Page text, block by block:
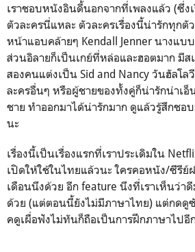
เราชอบหนังอินดี้นอกจากที่เพลงแล้ว (ซึ่ง
ตัวละครนี่แหละ ตัวละครเรื่องนี้น่ารักทุกตั
หน้าแอบคล้ายๆ Kendall Jenner นางแบ
ส่วนอิลายก็เป็นเกย์ที่หล่อและฮอตมาก มี
สองคนแต่งเป็น Sid and Nancy วันฮัลโ
ละครอื่นๆ หรือผู้ชายของทั้งคู่ก็น่ารักน่าเอ็
ชาย ทำออกมาได้น่ารักมาก ดูแล้วรู้สึกชอ
นะ
เรื่องนี้เป็นเรื่องแรกที่เราประเดิมใน
เปิดให้ใช้ในไทยแล้วนะ ใครคอหนัง/ซีรีย์
เดือนนึงด้วย อีก feature นึงที่เราเห็นว่า
ด้วย (แต่ตอนนี้ยังไม่มีภาษาไทย) แต่กดดู
คดูเผื่อฟังไม่ทันก็ถือเป็นการฝึกภาษาไปอี